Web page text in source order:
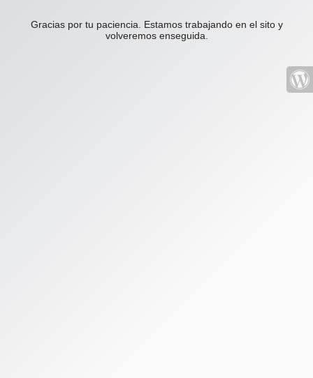
Gracias por tu paciencia. Estamos trabajando en el sito y
volveremos enseguida.